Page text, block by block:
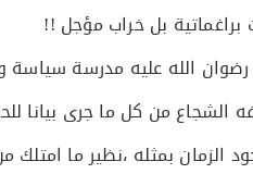
بل خراب مؤجل !!
الله عليه مدرسة سياسة
من كل ما جرى بيانا
الزمان بمثله ،نظير ما